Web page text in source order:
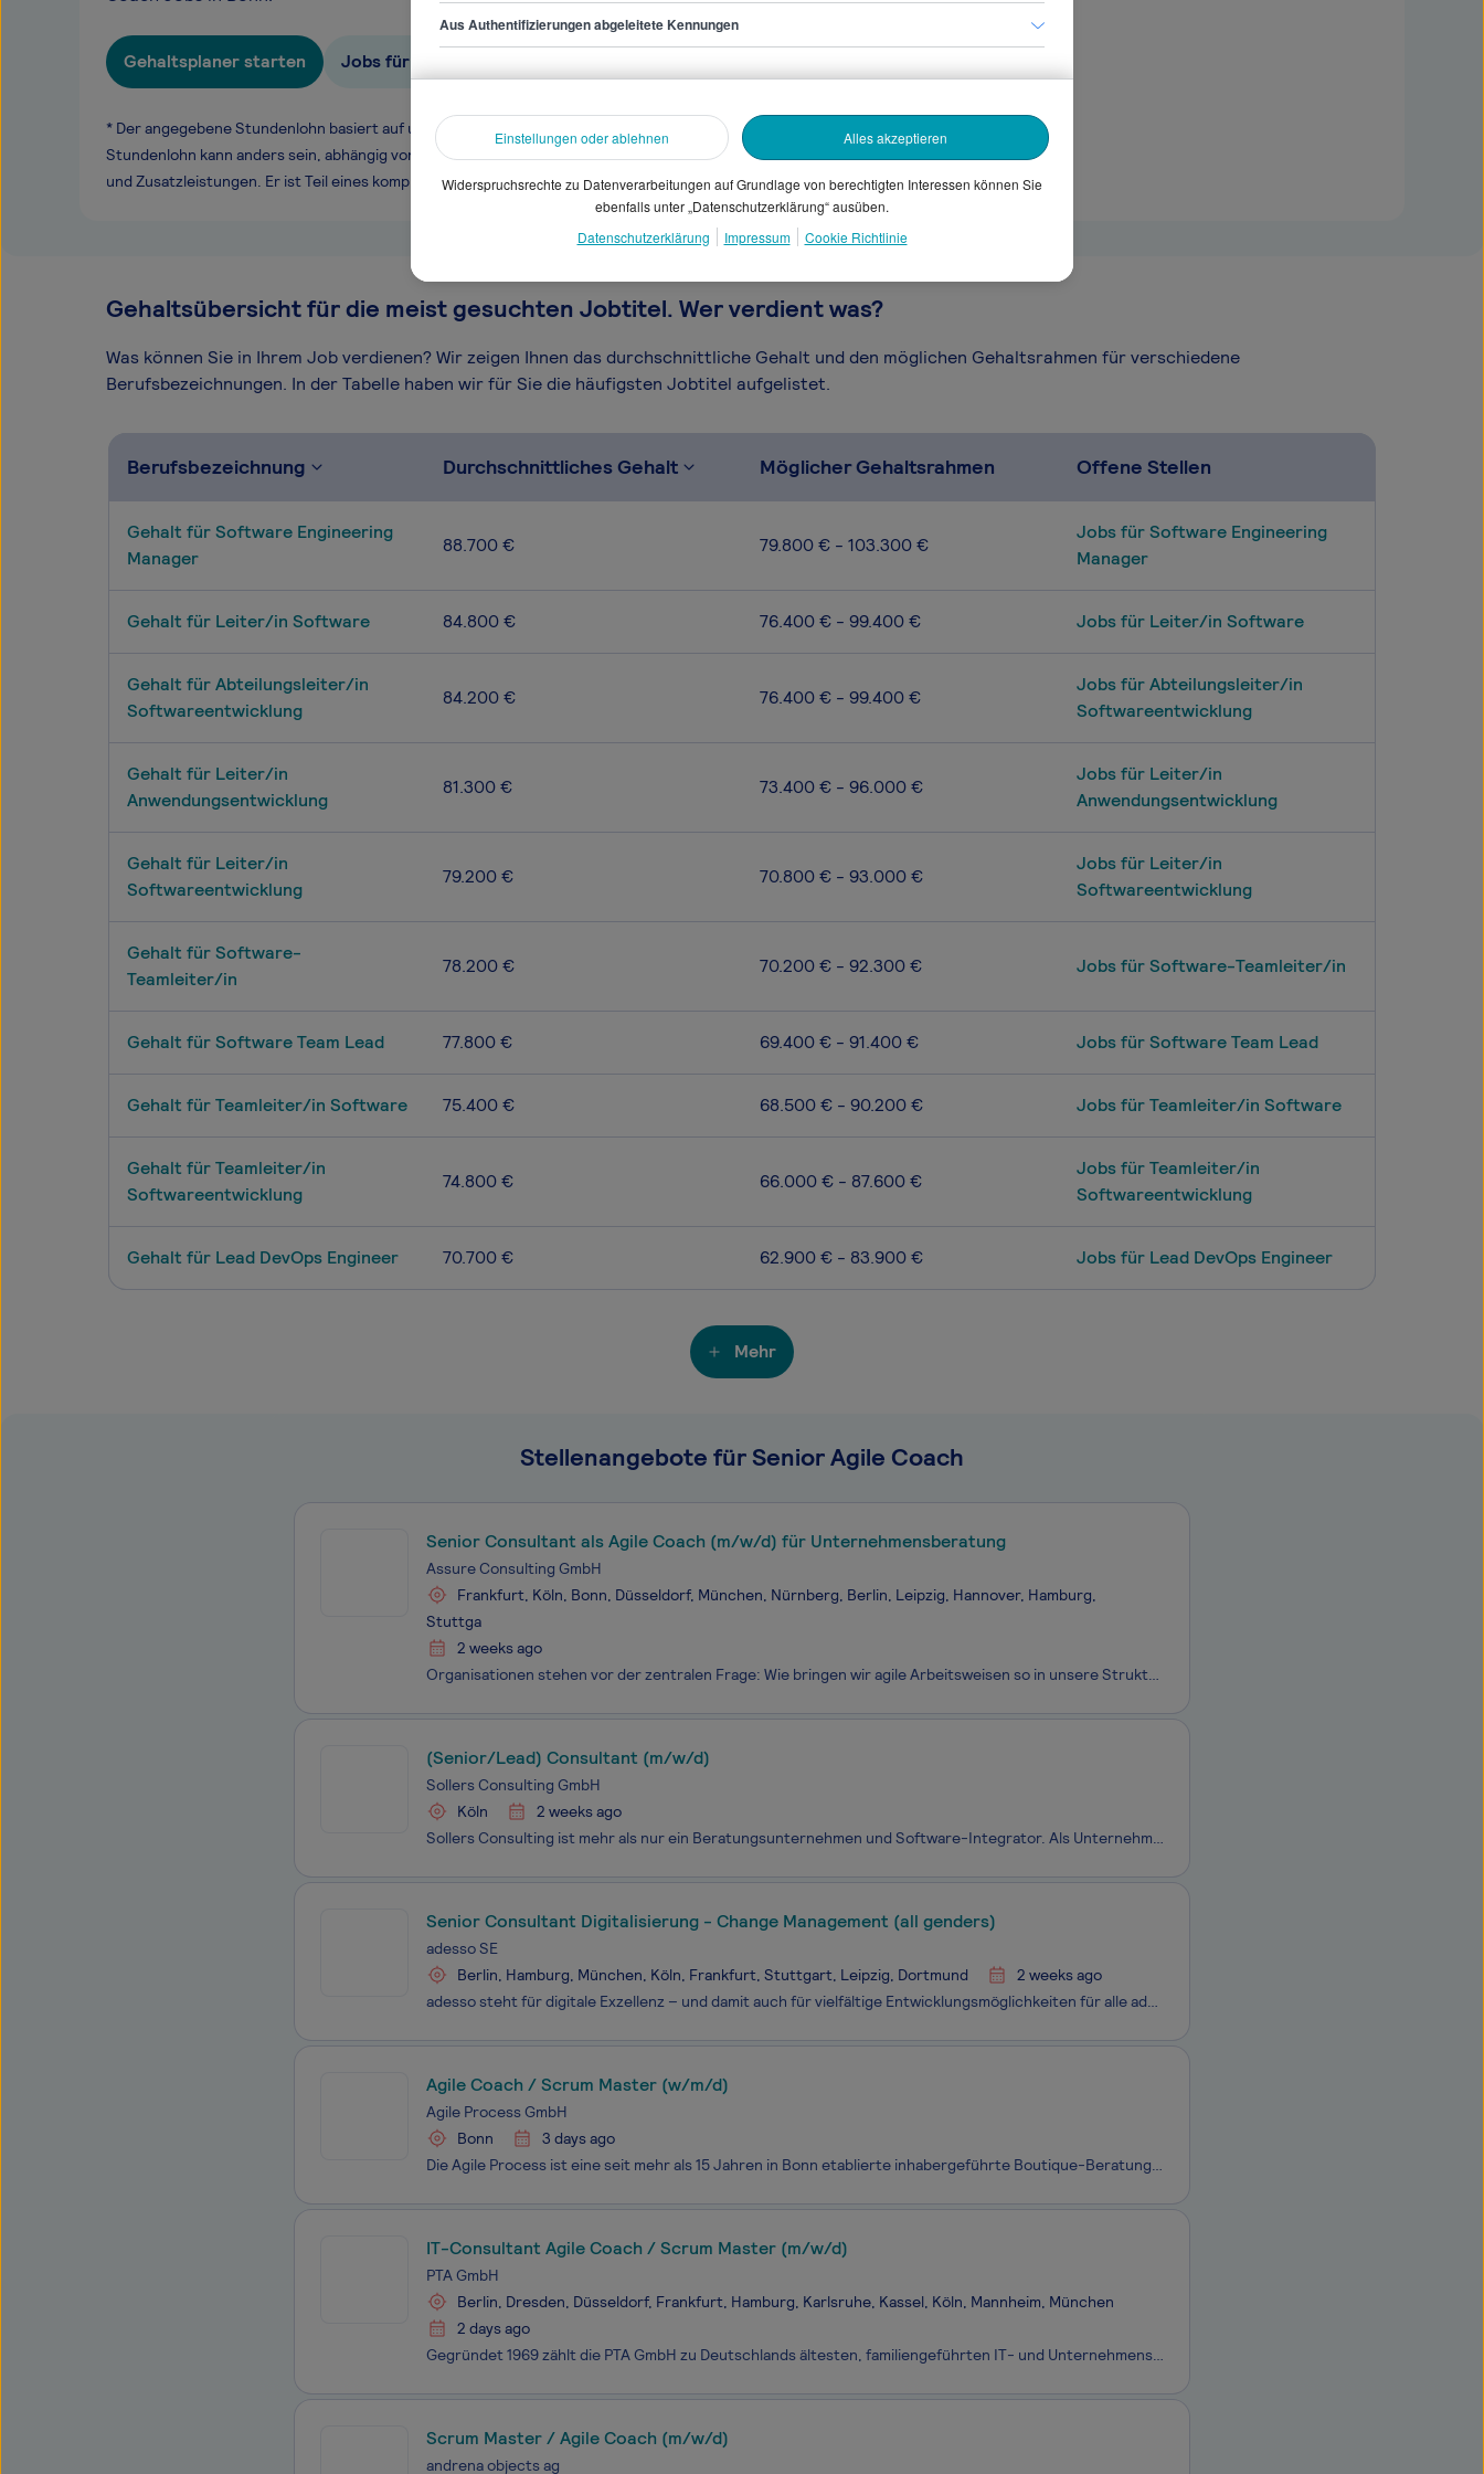
Gehaltsplaner starten Jobs für Senior Agile Coach
* Der angegebene Stundenlohn basiert auf unseren gesammelten Daten. Dein
Stundenlohn kann anders sein, abhängig von Überstunden, Branche, Selbstständigkeit
und Zusatzleistungen. Er ist Teil eines komplexen Vergütungssystems.
Gehaltsübersicht für die meist gesuchten Jobtitel. Wer verdient was?
Was können Sie in Ihrem Job verdienen? Wir zeigen Ihnen das durchschnittliche Gehalt und den möglichen Gehaltsrahmen für verschiedene
Berufsbezeichnungen. In der Tabelle haben wir für Sie die häufigsten Jobtitel aufgelistet.
Berufsbezeichnung Durchschnittliches Gehalt Möglicher Gehaltsrahmen Offene Stellen
Gehalt für Software Engineering
Manager
88.700 € 79.800 € - 103.300 €
Jobs für Software Engineering
Manager
Gehalt für Leiter/in Software 84.800 € 76.400 € - 99.400 € Jobs für Leiter/in Software
Gehalt für Abteilungsleiter/in
Softwareentwicklung
84.200 € 76.400 € - 99.400 €
Jobs für Abteilungsleiter/in
Softwareentwicklung
Gehalt für Leiter/in
Anwendungsentwicklung
81.300 € 73.400 € - 96.000 €
Jobs für Leiter/in
Anwendungsentwicklung
Gehalt für Leiter/in
Softwareentwicklung
79.200 € 70.800 € - 93.000 €
Jobs für Leiter/in
Softwareentwicklung
Gehalt für Software-
Teamleiter/in
78.200 € 70.200 € - 92.300 € Jobs für Software-Teamleiter/in
Gehalt für Software Team Lead 77.800 € 69.400 € - 91.400 € Jobs für Software Team Lead
Gehalt für Teamleiter/in Software 75.400 € 68.500 € - 90.200 € Jobs für Teamleiter/in Software
Gehalt für Teamleiter/in
Softwareentwicklung
74.800 € 66.000 € - 87.600 €
Jobs für Teamleiter/in
Softwareentwicklung
Gehalt für Lead DevOps Engineer 70.700 € 62.900 € - 83.900 € Jobs für Lead DevOps Engineer
Mehr
Stellenangebote für Senior Agile Coach
Senior Consultant als Agile Coach (m/w/d) für Unternehmensberatung
Assure Consulting GmbH
Frankfurt, Köln, Bonn, Düsseldorf, München, Nürnberg, Berlin, Leipzig, Hannover, Hamburg,
Stuttga
2 weeks ago
Organisationen stehen vor der zentralen Frage: Wie bringen wir agile Arbeitsweisen so in unsere Strukturen, dass echter Mehrwert entsteht? Nicht als nächstes Framework-Rollout, sondern so, dass Zusammenarbeit, Entscheidungen und Umsetzung spürbar besser werden.Wenn Du genau hier den Unterschied mach
(Senior/Lead) Consultant (m/w/d)
Sollers Consulting GmbH
Köln
2 weeks ago
Sollers Consulting ist mehr als nur ein Beratungsunternehmen und Software-Integrator. Als Unternehmen, das im Jahr 2000 gegründet wurde, haben wir es uns zur Aufgabe gemacht, die Finanz- und Versicherungsbranche zu verändern, indem wir sie bei der Anpassung an neue Technologien unterstützen. Die Kr
Senior Consultant Digitalisierung - Change Management (all genders)
adesso SE
Berlin, Hamburg, München, Köln, Frankfurt, Stuttgart, Leipzig, Dortmund
2 weeks ago
adesso steht für digitale Exzellenz – und damit auch für vielfältige Entwicklungsmöglichkeiten für alle adessi. Wir wachsen gemeinsam und lernen voneinander: in anspruchsvollen Projekten, interdisziplinären Teams und mit zielgerichteten Trainingsangeboten. Wir haben IT im Herzen und den Erfolg unser
Agile Coach / Scrum Master (w/m/d)
Agile Process GmbH
Bonn
3 days ago
Die Agile Process ist eine seit mehr als 15 Jahren in Bonn etablierte inhabergeführte Boutique-Beratung mit den Schwerpunkten agile Transformation und ganzheitliche Veränderungsprozesse. Seitdem haben wir zahlreiche Konzerne und große Mittelständler erfolgreich bei ihrer agilen Transition begleitet.
IT-Consultant Agile Coach / Scrum Master (m/w/d)
PTA GmbH
Berlin, Dresden, Düsseldorf, Frankfurt, Hamburg, Karlsruhe, Kassel, Köln, Mannheim, München
2 days ago
Gegründet 1969 zählt die PTA GmbH zu Deutschlands ältesten, familiengeführten IT- und Unternehmensberatungen. An insgesamt 13 Standorten in Deutschland, der Schweiz und Spanien unterstützen wir unsere Kunden bei der Umsetzung von IT- und Organisationsprojekten – über alle Branchen und Technologien h
Scrum Master / Agile Coach (m/w/d)
andrena objects ag
Aus Authentifizierungen abgeleitete Kennungen
Einstellungen oder ablehnen Alles akzeptieren
Widerspruchsrechte zu Datenverarbeitungen auf Grundlage von berechtigten Interessen können Sie
ebenfalls unter „Datenschutzerklärung“ ausüben.
Datenschutzerklärung
Impressum Cookie Richtlinie